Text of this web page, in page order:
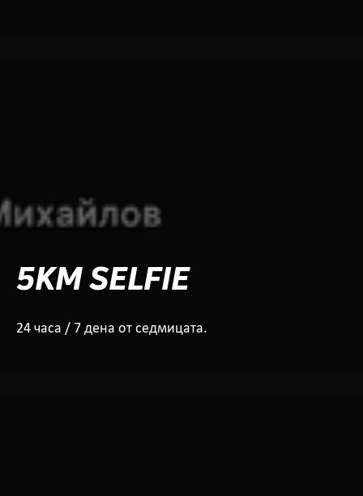
5KM SELFIE
24 часа / 7 дена от седмицата.